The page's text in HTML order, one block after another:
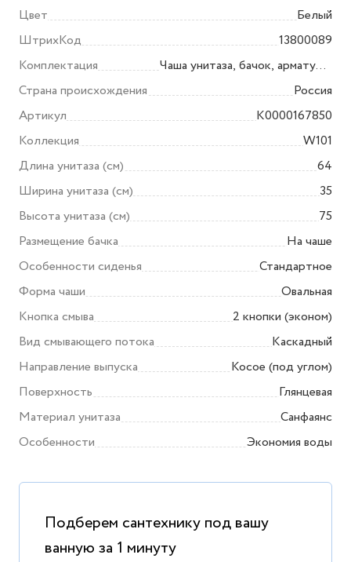
Цвет
Белый
ШтрихКод
13800089
Комплектация
Чаша унитаза, бачок, арматура,
Страна происхождения
Россия
Артикул
K0000167850
Коллекция
W101
Длина унитаза (см)
64
Ширина унитаза (см)
35
Высота унитаза (см)
75
Размещение бачка
На чаше
Особенности сиденья
Стандартное
Форма чаши
Овальная
Кнопка смыва
2 кнопки (эконом)
Вид смывающего потока
Каскадный
Направление выпуска
Косое (под углом)
Поверхность
Глянцевая
Материал унитаза
Санфаянс
Особенности
Экономия воды
Подберем сантехнику под вашу
ванную за 1 минуту